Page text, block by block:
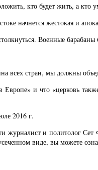
кто будет жить, а кто
начнется жестокая и
Военные барабаны
всех стран, мы должны
и что «церковь
2016 г.
и политолог Сет
виде, вы можете